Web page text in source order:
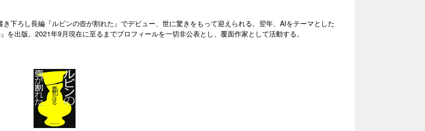
下ろし長編『ルビンの壺が割れた』でデビュー、世に驚きをもって迎えられる。翌年、AIをテーマとした
を出版。2021年9月現在に至るまでプロフィールを一切非公表とし、覆面作家として活動する。